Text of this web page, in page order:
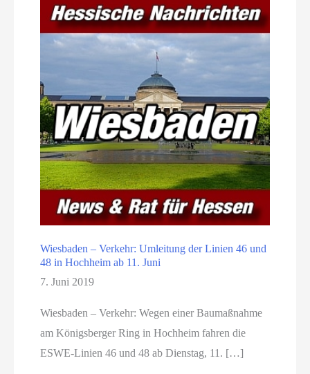
Wiesbaden – Verkehr: Umleitung der Linien 46 und
48 in Hochheim ab 11. Juni
7. Juni 2019
Wiesbaden – Verkehr: Wegen einer Baumaßnahme
am Königsberger Ring in Hochheim fahren die
ESWE-Linien 46 und 48 ab Dienstag, 11. […]